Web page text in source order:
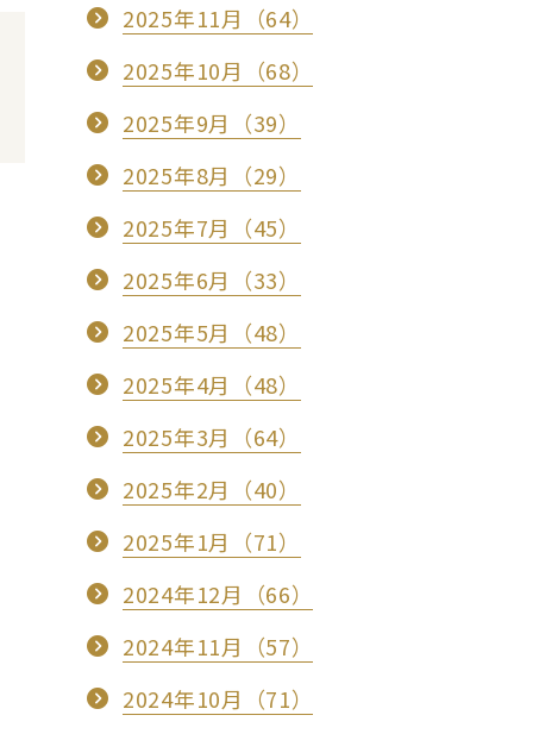
2025年11月（64）
2025年10月（68）
2025年9月（39）
2025年8月（29）
2025年7月（45）
2025年6月（33）
2025年5月（48）
2025年4月（48）
2025年3月（64）
2025年2月（40）
2025年1月（71）
2024年12月（66）
2024年11月（57）
2024年10月（71）